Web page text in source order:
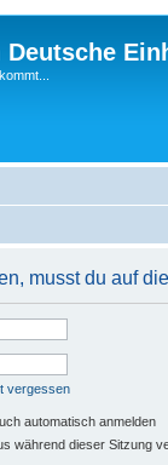
Deutsche
musst du auf
vergessen
automatisch anmelden
während dieser Sitzung